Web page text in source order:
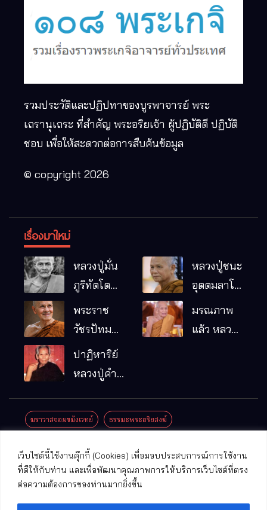
เว็บไซต์นี้ใช้งานคุ๊กกี้ (Cookies) เพื่อมอบประสบการณ์การใช้งาน
ที่ดีให้กับท่าน และเพื่อพัฒนาคุณภาพการให้บริการเว็บไซต์ที่ตรง
ต่อความต้องการของท่านมากยิ่งขึ้น
รวมประวัติและปฏิปทาของบูรพาจารย์ พระ
เถรานุเถระ ที่สำคัญ พระอริยเจ้า ผู้ปฏิบัติดี ปฏิบัติ
ชอบ เพื่อให้สะดวกต่อการสืบค้นข้อมูล
© copyright 2026
เรื่องมาใหม่
หลวงปู่มั่น
ภูริทัตโต
พระอริยเจ้า
ผู้เป็นบิดา
รมฐาน
หลวงปู่ชนะ
อุตตมลาโภ
หมากอื๋อ
พระราช
วัชรปัทม
คุณ (หลวง
ปู่บัวเกตุ
แล้ว วัดป่า
อ.แม่ริม
จ.เชียงใหม่
มรณภาพ
แล้ว หลวง
ปาฏิหาริย์
หลวงปู่คำ
มณี
ฆราวาสจอมขมังเวทย์ ธรรมะพระอริยสงฆ์
ปาฏิหาริย์พระเครื่อง
พระพุทธรูปศักดิ์สิทธิ์ วัดที่สําคัญ